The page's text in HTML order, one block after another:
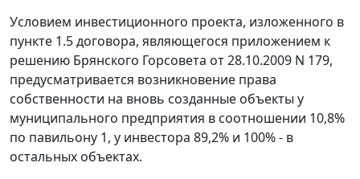
Условием инвестиционного проекта, изложенного в
пункте 1.5 договора, являющегося приложением к
решению Брянского Горсовета от 28.10.2009 N 179,
предусматривается возникновение права
собственности на вновь созданные объекты у
муниципального предприятия в соотношении 10,8%
по павильону 1, у инвестора 89,2% и 100% - в
остальных объектах.